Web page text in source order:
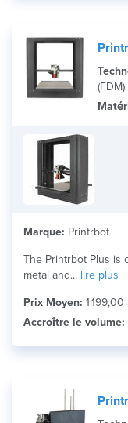
(FDM)
Marque: Printrbot
The Printrbot Plus is
metal and... lire plus
Prix Moyen: 1 199,00
Accroître le volume: